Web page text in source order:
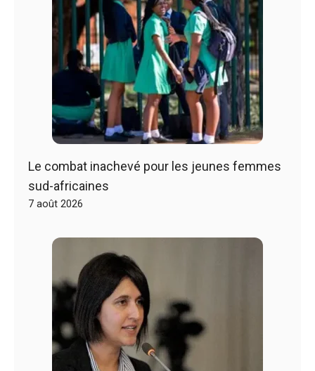
Le combat inachevé pour les jeunes femmes
sud-africaines
7 août 2026